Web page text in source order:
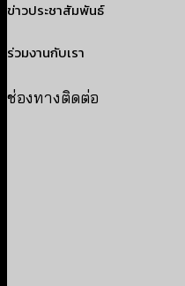
ข่าวประชาสัมพันธ์
ร่วมงานกับเรา
ช่องทางติดต่อ